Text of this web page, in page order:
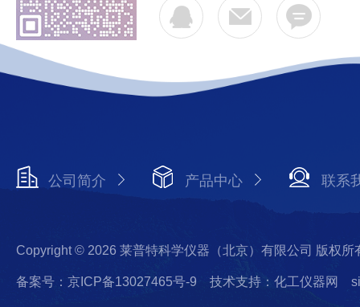
公司简介 产品中心 联系
Copyright © 2026 莱普特科学仪器（北京）有限公司 版权所
备案号：京ICP备13027465号-9 技术支持：化工仪器网